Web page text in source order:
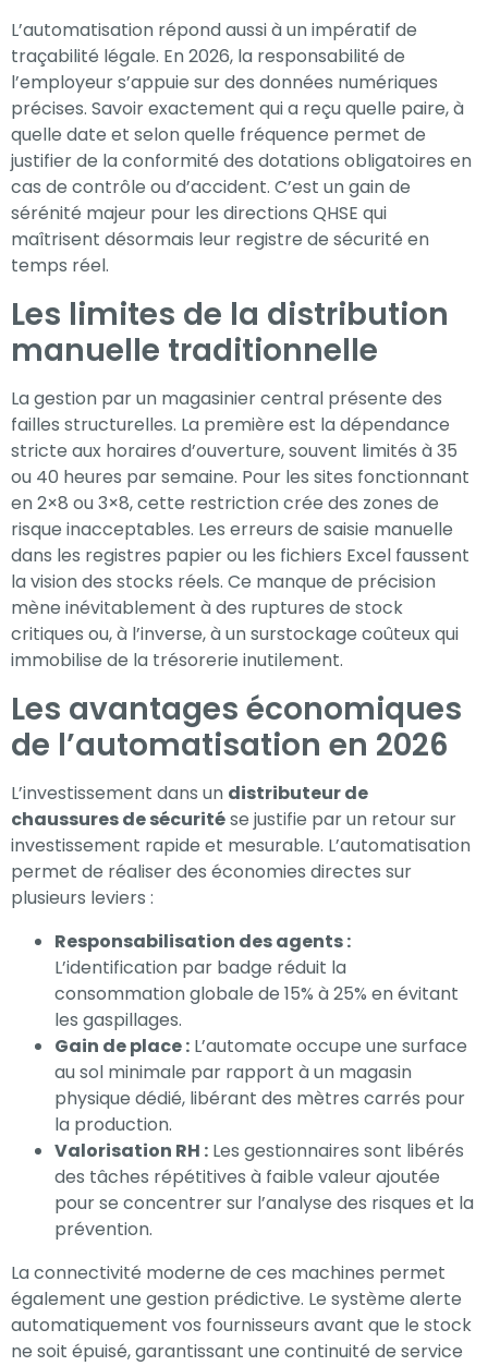
L’automatisation répond aussi à un impératif de
traçabilité légale. En 2026, la responsabilité de
l’employeur s’appuie sur des données numériques
précises. Savoir exactement qui a reçu quelle paire, à
quelle date et selon quelle fréquence permet de
justifier de la conformité des dotations obligatoires en
cas de contrôle ou d’accident. C’est un gain de
sérénité majeur pour les directions QHSE qui
maîtrisent désormais leur registre de sécurité en
temps réel.
Les limites de la distribution
manuelle traditionnelle
La gestion par un magasinier central présente des
failles structurelles. La première est la dépendance
stricte aux horaires d’ouverture, souvent limités à 35
ou 40 heures par semaine. Pour les sites fonctionnant
en 2×8 ou 3×8, cette restriction crée des zones de
risque inacceptables. Les erreurs de saisie manuelle
dans les registres papier ou les fichiers Excel faussent
la vision des stocks réels. Ce manque de précision
mène inévitablement à des ruptures de stock
critiques ou, à l’inverse, à un surstockage coûteux qui
immobilise de la trésorerie inutilement.
Les avantages économiques
de l’automatisation en 2026
L’investissement dans un distributeur de
chaussures de sécuritése justifie par un retour sur
investissement rapide et mesurable. L’automatisation
permet de réaliser des économies directes sur
plusieurs leviers :
Responsabilisation des agents :
L’identification par badge réduit la
consommation globale de 15% à 25% en évitant
les gaspillages.
Gain de place : L’automate occupe une surface
au sol minimale par rapport à un magasin
physique dédié, libérant des mètres carrés pour
la production.
Valorisation RH : Les gestionnaires sont libérés
des tâches répétitives à faible valeur ajoutée
pour se concentrer sur l’analyse des risques et la
prévention.
La connectivité moderne de ces machines permet
également une gestion prédictive. Le système alerte
automatiquement vos fournisseurs avant que le stock
ne soit épuisé, garantissant une continuité de service